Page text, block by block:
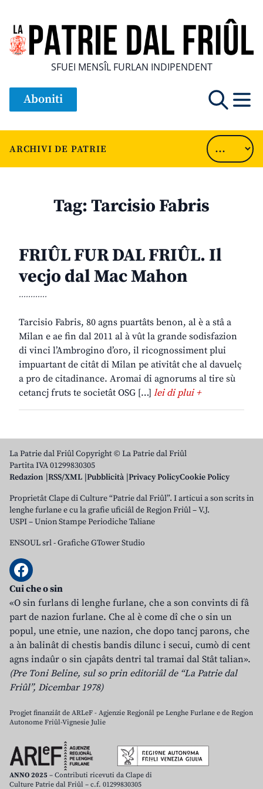
SFUEI MENSÎL FURLAN INDIPENDENT
Aboniti
ARCHIVI DE PATRIE
Tag:Tarcisio Fabris
FRIÛL FUR DAL FRIÛL. Il
vecjo dal Mac Mahon
............
Tarcisio Fabris, 80 agns puartâts benon, al è a stâ a
Milan e ae fin dal 2011 al à vût la grande sodisfazion
di vinci l’Ambrogino d’oro, il ricognossiment plui
impuartant de citât di Milan pe ativitât che al davuelç
a pro de citadinance. Aromai di agnorums al tire sù
cetancj fruts te societât OSG […] lei di plui +
La Patrie dal Friûl Copyright © La Patrie dal Friûl
Partita IVA 01299830305
Redazion RSS/XML Pubblicità Privacy PolicyCookie Policy
Proprietât Clape di Culture “Patrie dal Friûl”. I articui a son scrits in
lenghe furlane e cu la grafie uficiâl de Regjon Friûl – V.J.
USPI – Union Stampe Periodiche Taliane
ENSOUL srl-Grafiche GTower Studio
Cui che o sin
«O sin furlans di lenghe furlane, che a son convints di fâ
part de nazion furlane. Che al è come dî che o sin un
popul, une etnie, une nazion, che dopo tancj parons, che
a àn balinât di chestis bandis dilunc i secui, cumò di cent
agns indaûr o sin cjapâts dentri tal tramai dal Stât talian».
(Pre Toni Beline, sul so prin editoriâl de “La Patrie dal
Friûl”, Dicembar 1978)
Progjet finanziât de ARLeF - Agjenzie Regjonâl pe Lenghe Furlane e de Regjon
Autonome Friûl-Vignesie Julie
ANNO 2025 – Contributi ricevuti da Clape di
Culture Patrie dal Friûl – c.f. 01299830305